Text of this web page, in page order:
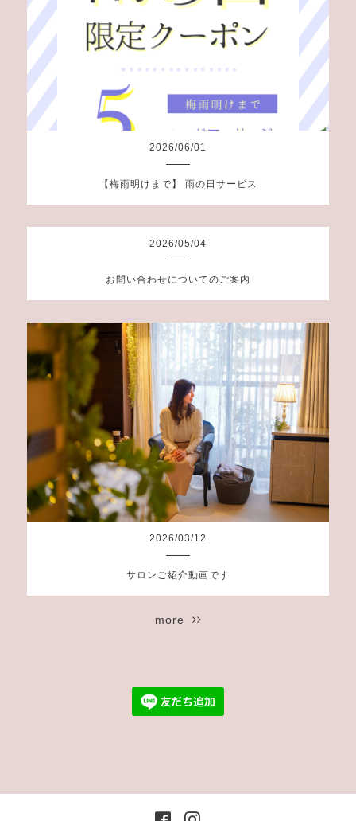
2026/06/01
【梅雨明けまで】 雨の日サービス
2026/05/04
お問い合わせについてのご案内
2026/03/12
サロンご紹介動画です
more